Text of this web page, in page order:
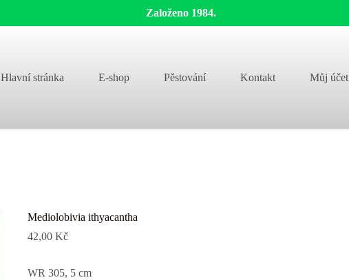
Založeno 1984.
Hlavní stránka E-shop Pěstování Kontakt Můj účet
Mediolobivia ithyacantha
42,00Kč
WR 305, 5 cm